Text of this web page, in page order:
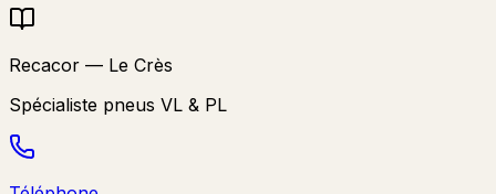
Recacor — Le Crès
Spécialiste pneus VL & PL